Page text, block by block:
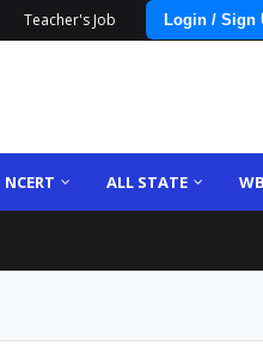
Teacher's Job Login / Sign
NCERT ALL STATE